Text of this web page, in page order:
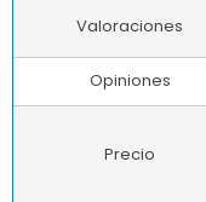
Valoraciones
Opiniones
Precio